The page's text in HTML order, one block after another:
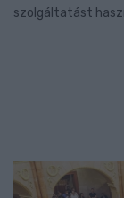
szolgáltatást